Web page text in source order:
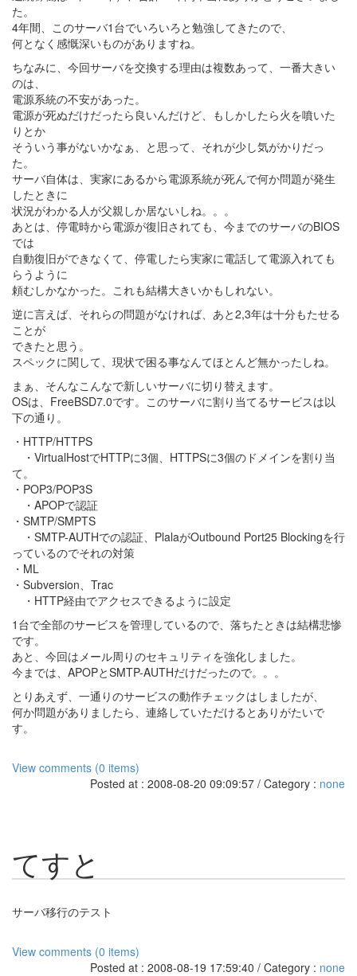
た。
4年間、このサーバ1台でいろいろと勉強してきたので、
何となく感慨深いものがありますね。
ちなみに、今回サーバを交換する理由は複数あって、一番大きい
のは、
電源系統の不安があった。
電源が死ぬだけだったら良いんだけど、もしかしたら火を噴いた
りとか
そういう事がないかなぁ、と思って、それが少し気がかりだっ
た。
サーバ自体は、実家にあるから電源系統が死んで何か問題が発生
したときに
状況がわかる人が父親しか居ないしね。。。
あとは、停電時から電源が復旧されても、今までのサーバのBIOS
では
自動復旧ができなくて、停電したら実家に電話して電源入れても
らうように
頼むしかなかった。これも結構大きいかもしれない。
逆に言えば、それらの問題がなければ、あと2,3年は十分もたせる
ことが
できたと思う。
スペックに関して、現状で困る事なんてほとんど無かったしね。
まぁ、そんなこんなで新しいサーバに切り替えます。
OSは、FreeBSD7.0です。このサーバに割り当てるサービスは以
下の通り。
・HTTP/HTTPS
・VirtualHostでHTTPに3個、HTTPSに3個のドメインを割り当
て。
・POP3/POP3S
・APOPで認証
・SMTP/SMPTS
・SMTP-AUTHでの認証、PlalaがOutbound Port25 Blockingを行
っているのでそれの対策
・ML
・Subversion、Trac
・HTTP経由でアクセスできるように設定
1台で全部のサービスを管理しているので、落ちたときは結構悲惨
です。
あと、今回はメール周りのセキュリティを強化しました。
今までは、APOPとSMTP-AUTHだけだったので。。。
とりあえず、一通りのサービスの動作チェックはしましたが、
何か問題がありましたら、連絡していただけるとありがたいで
す。
View comments (0 items)
Posted at : 2008-08-20 09:09:57 / Category : none
てすと
サーバ移行のテスト
View comments (0 items)
Posted at : 2008-08-19 17:59:40 / Category : none